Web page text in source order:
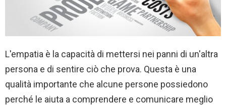
L'empatia è la capacità di mettersi nei panni di un'altra
persona e di sentire ciò che prova. Questa è una
qualità importante che alcune persone possiedono
perché le aiuta a comprendere e comunicare meglio